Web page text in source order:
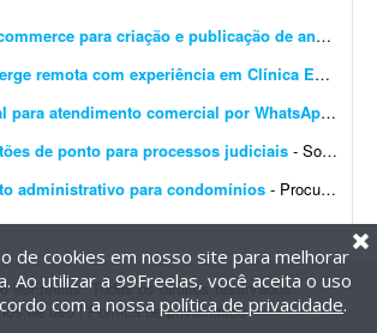
Assistente de e-commerce para criação e publicação de anúncios (1 semana)
Secretária concierge remota com experiência em Clínica Experts
Assistente virtual para atendimento comercial por WhatsApp-
de ponto para processos judiciais - Sou advogado e tenho uma empresa de cálculos judiciais. Preciso de uma pessoa para digitar os cartões de ponto dos processos judiciais, para que eu possa anexá-los no sistema d...
administrativo para condomínios - Procuro profissional para atuar remotamente com Excel e apoio administrativo condominial, auxiliando nas rotinas de organização, controle de documentos, lançamento e atualiza&c...
99Freelas. Todos os direitos reservados.
de uso| Política de privacidade
de cookies em nosso site para melhorar
Ao utilizar a 99Freelas, você aceita o uso
com a nossa política de privacidade.